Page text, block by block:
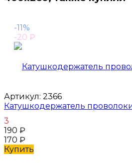
-11%
-20 ₽
Артикул: 2366
Катушкодержатель
3
190 ₽
170 ₽
Купить